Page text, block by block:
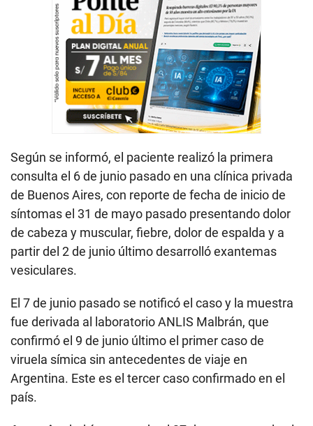
Según se informó, el paciente realizó la primera
consulta el 6 de junio pasado en una clínica privada
de Buenos Aires, con reporte de fecha de inicio de
síntomas el 31 de mayo pasado presentando dolor
de cabeza y muscular, fiebre, dolor de espalda y a
partir del 2 de junio último desarrolló exantemas
vesiculares.
El 7 de junio pasado se notificó el caso y la muestra
fue derivada al laboratorio ANLIS Malbrán, que
confirmó el 9 de junio último el primer caso de
viruela símica sin antecedentes de viaje en
Argentina. Este es el tercer caso confirmado en el
país.